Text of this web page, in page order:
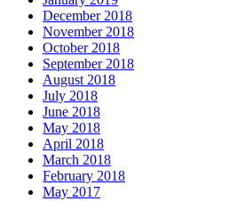
December 2018
November 2018
October 2018
September 2018
August 2018
July 2018
June 2018
May 2018
April 2018
March 2018
February 2018
May 2017